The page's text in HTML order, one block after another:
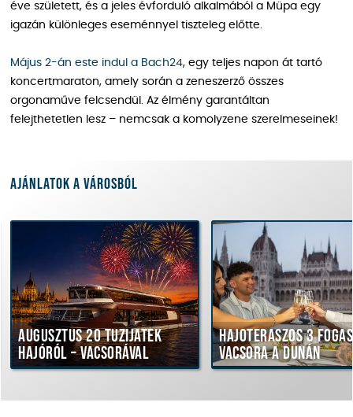
éve született, és a jeles évforduló alkalmából a Müpa egy
igazán különleges eseménnyel tiszteleg előtte.
Május 2-án este indul a Bach24, egy teljes napon át tartó
koncertmaraton, amely során a zeneszerző összes
orgonaműve felcsendül. Az élmény garantáltan
felejthetetlen lesz – nemcsak a komolyzene szerelmeseinek!
Ajánlatok a városból
Augusztus 20 tűzijáték
hajóról – vacsorával
Hajóteraszos 3
vacsora a Dunán